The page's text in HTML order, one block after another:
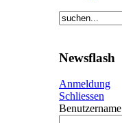
Newsflash
Anmeldung
Schliessen
Benutzername